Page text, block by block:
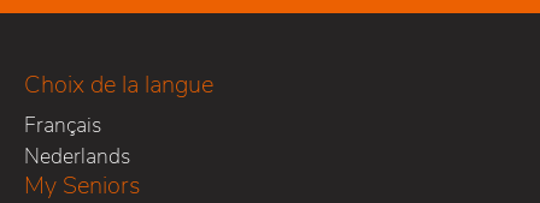
Choix de la langue
Français
Nederlands
My Seniors